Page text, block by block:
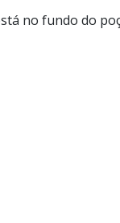
no fundo do